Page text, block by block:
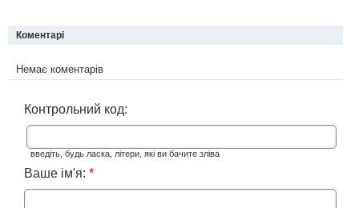
Коментарі
Немає коментарів
Контрольний код:
введіть, будь ласка, літери, які ви бачите зліва
Ваше ім'я: *